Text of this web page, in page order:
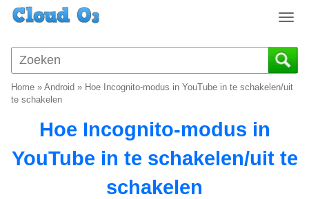
T
g
g
i
Home » Android » Hoe Incognito-modus in YouTube in te schakelen/uit
te schakelen
Hoe Incognito-modus in
YouTube in te schakelen/uit te
schakelen